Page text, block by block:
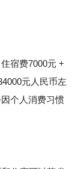
宿费7000元 +
元人民币左
个人消费习惯